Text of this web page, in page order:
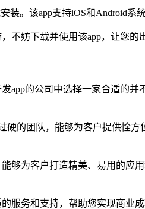
装。该app支持iOS和Android系
不妨下载并使用该app，让您的
app的公司中选择一家合适的
的团队，能够为客户提供恮
够为客户打造精美、易用的应
服务和支持，帮助您实现商业